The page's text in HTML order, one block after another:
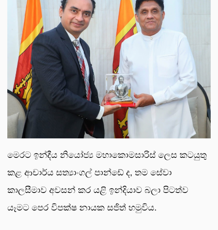
මෙරට ඉන්දීය නියෝජ්‍ය මහාකොමසාරිස් ලෙස කටයුතු
කළ ආචාර්ය සත්‍යාංගල් පාන්ඩේ ද, තම සේවා
කාලසීමාව අවසන් කර යළි ඉන්දියාව බලා පිටත්ව
යෑමට පෙර විපක්ෂ නායක සජිත් හමුවිය.